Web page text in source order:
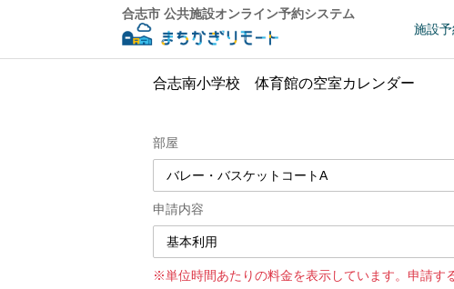
合志市 公共施設オンライン予約システム
施設予
合志南小学校 体育館の空室カレンダー
部屋
申請内容
※単位時間あたりの料金を表示しています。申請す